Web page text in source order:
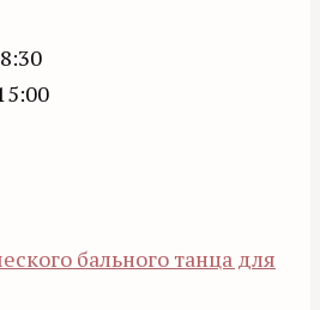
бального танца для